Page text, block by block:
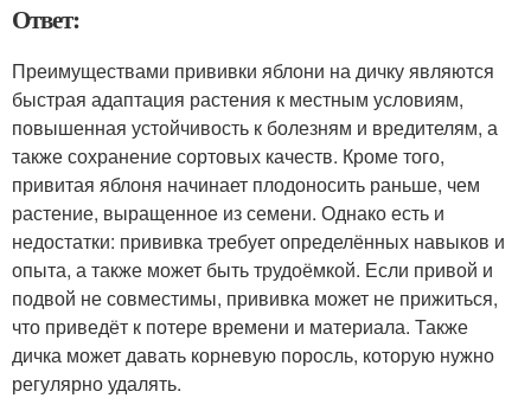
Ответ:
Преимуществами прививки яблони на дичку являются
быстрая адаптация растения к местным условиям,
повышенная устойчивость к болезням и вредителям, а
также сохранение сортовых качеств. Кроме того,
привитая яблоня начинает плодоносить раньше, чем
растение, выращенное из семени. Однако есть и
недостатки: прививка требует определённых навыков и
опыта, а также может быть трудоёмкой. Если привой и
подвой не совместимы, прививка может не прижиться,
что приведёт к потере времени и материала. Также
дичка может давать корневую поросль, которую нужно
регулярно удалять.